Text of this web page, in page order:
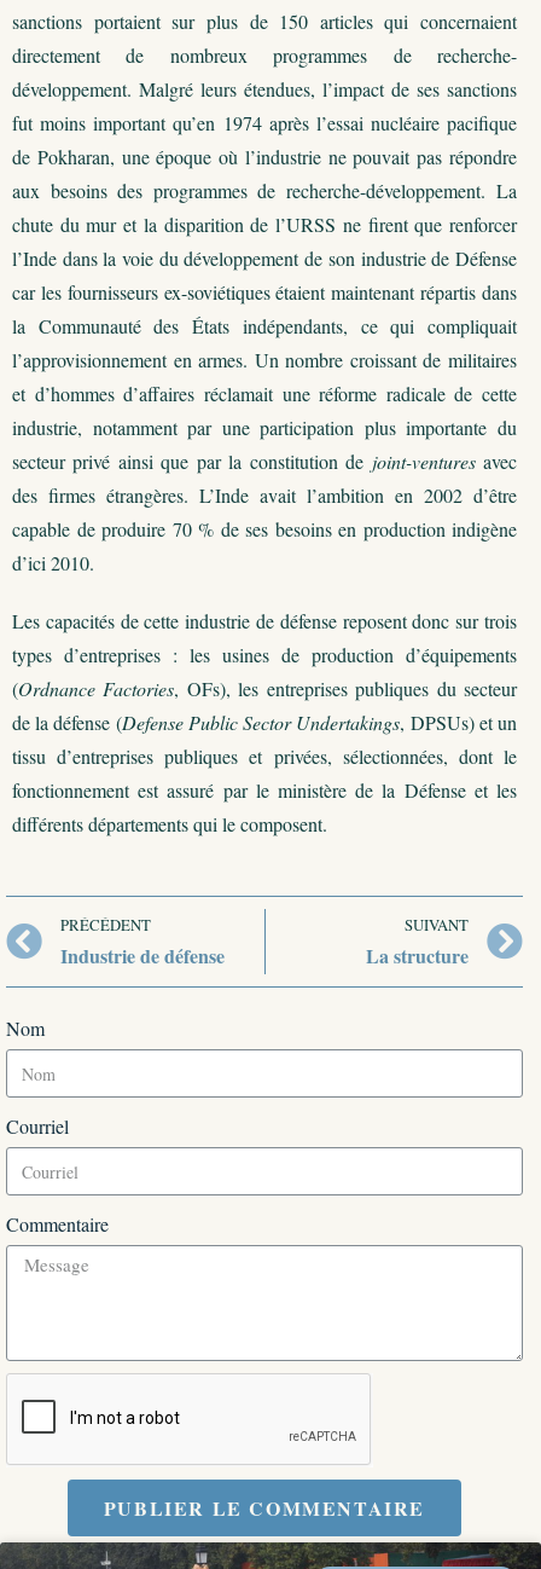
sanctions portaient sur plus de 150 articles qui concernaient
directement de nombreux programmes de recherche-
développement. Malgré leurs étendues, l’impact de ses sanctions
fut moins important qu’en 1974 après l’essai nucléaire pacifique
de Pokharan, une époque où l’industrie ne pouvait pas répondre
aux besoins des programmes de recherche-développement. La
chute du mur et la disparition de l’URSS ne firent que renforcer
l’Inde dans la voie du développement de son industrie de Défense
car les fournisseurs ex-soviétiques étaient maintenant répartis dans
la Communauté des États indépendants, ce qui compliquait
l’approvisionnement en armes. Un nombre croissant de militaires
et d’hommes d’affaires réclamait une réforme radicale de cette
industrie, notamment par une participation plus importante du
secteur privé ainsi que par la constitution de joint-venturesavec
des firmes étrangères. L’Inde avait l’ambition en 2002 d’être
capable de produire 70 % de ses besoins en production indigène
d’ici 2010.
Les capacités de cette industrie de défense reposent donc sur trois
types d’entreprises : les usines de production d’équipements
(Ordnance Factories, OFs), les entreprises publiques du secteur
de la défense (Defense Public Sector Undertakings, DPSUs) et un
tissu d’entreprises publiques et privées, sélectionnées, dont le
fonctionnement est assuré par le ministère de la Défense et les
différents départements qui le composent.
PRÉCÉDENT
Industrie de défense
SUIVANT
La structure
Nom
Courriel
Commentaire
PUBLIER LE COMMENTAIRE